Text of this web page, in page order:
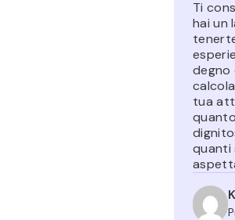
Ti
hai un
degno
tua
quanti